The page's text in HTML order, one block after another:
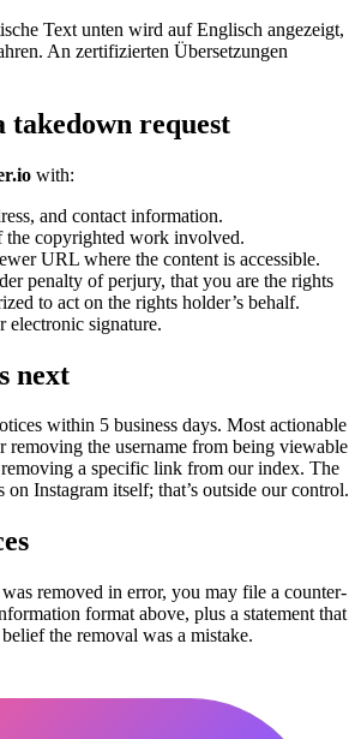
Text unten wird auf Englisch angezeigt,
An zertifizierten Übersetzungen
takedown request
with:
and contact information.
the copyrighted work involved.
URL where the content is accessible.
penalty of perjury, that you are the rights
to act on the rights holder’s behalf.
electronic signature.
next
within 5 business days. Most actionable
removing the username from being viewable
a specific link from our index. The
on Instagram itself; that’s outside our control.
removed in error, you may file a counter-
format above, plus a statement that
the removal was a mistake.